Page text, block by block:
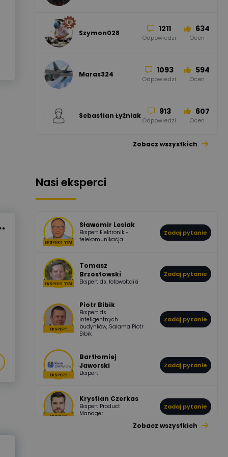
52 45
Szymon028 1211
Odpowiedzi
634
Ocen
Maras324 1093
Odpowiedzi
594
Ocen
Sebastian Łyźniak 913
Odpowiedzi
607
Ocen
Pawel02 955 374
boss 532 714
DawidZak 796
Odpowiedzi
244
Ocen
Zobacz wszystkich
Nasi eksperci
Sławomir Lesiak
Ekspert Elektronik -
telekomunikacja
Zadaj pytanie
Tomasz
Brzostowski
Ekspert ds. fotowoltaiki
Zadaj pytanie
Piotr Bibik
Ekspert ds.
Inteligentnych
budynków, Salama Piotr
Bibik
Zadaj pytanie
Bartłomiej
Jaworski
Ekspert
Zadaj pytanie
Krystian Czerkas
Ekspert Product
Manager
Zadaj pytanie
Zobacz wszystkich